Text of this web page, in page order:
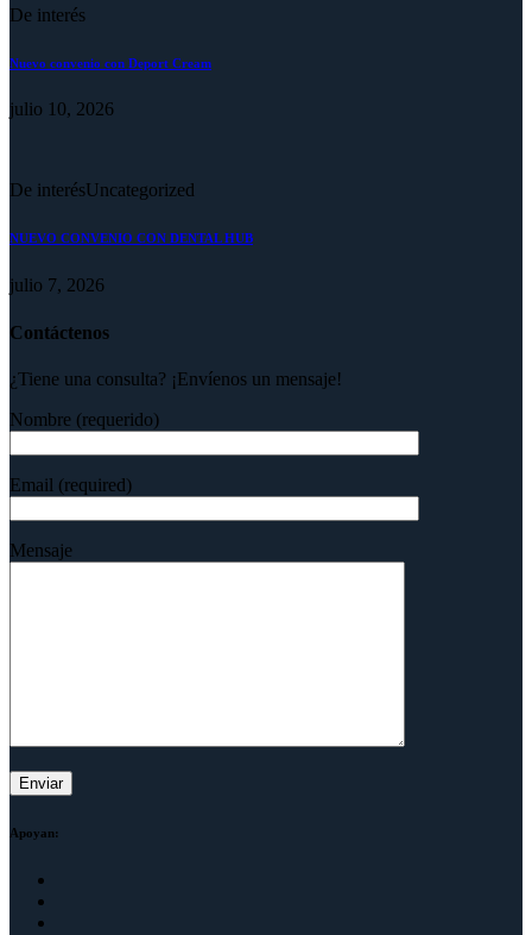
De interés
Nuevo convenio con Deport Cream
julio 10, 2026
De interésUncategorized
NUEVO CONVENIO CON DENTAL HUB
julio 7, 2026
Contáctenos
¿Tiene una consulta? ¡Envíenos un mensaje!
Nombre (requerido)
Email (required)
Mensaje
Apoyan: